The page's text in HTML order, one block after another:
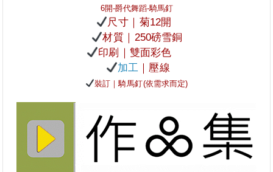
6開-爵代舞蹈-騎馬釘
尺寸｜ 菊12開
材質｜ 250磅雪銅
印刷｜雙面彩色
加工｜壓線
裝訂 ｜騎馬釘(依需求而定)